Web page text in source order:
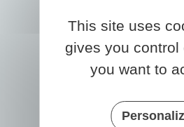
1 Place du Groupe
24130
This site uses
gives you control
you want to